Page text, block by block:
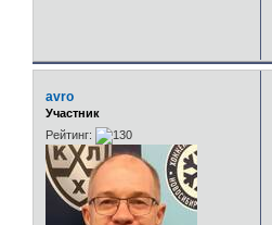
avro
Участник
Рейтинг: